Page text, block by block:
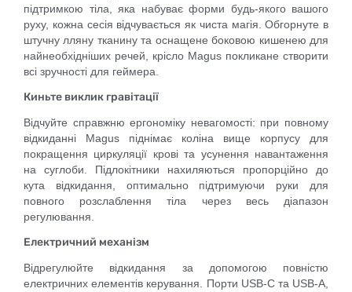
підтримкою тіла, яка набуває форми будь-якого вашого
руху, кожна сесія відчувається як чиста магія. Обгорнуте в
штучну лляну тканину та оснащене боковою кишенею для
найнеобхідніших речей, крісло Magus покликане створити
всі зручності для геймера.
Киньте виклик гравітації
Відчуйте справжню ергономіку невагомості: при повному
відкиданні Magus піднімає коліна вище корпусу для
покращення циркуляції крові та усунення навантаження
на суглоби. Підлокітники нахиляються пропорційно до
кута відкидання, оптимально підтримуючи руки для
повного розслаблення тіла через весь діапазон
регулювання.
Електричний механізм
Відрегулюйте відкидання за допомогою повністю
електричних елементів керування. Порти USB-C та USB-A,